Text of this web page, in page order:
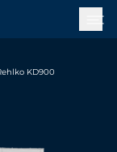
KD900